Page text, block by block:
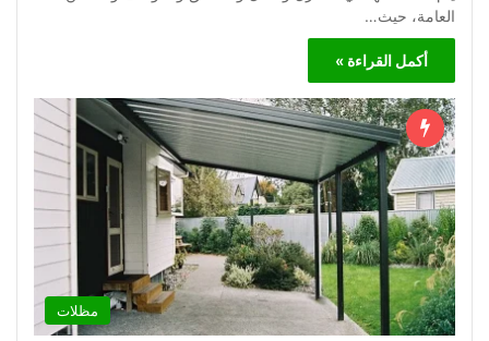
العامة، حيث…
أكمل القراءة »
مظلات